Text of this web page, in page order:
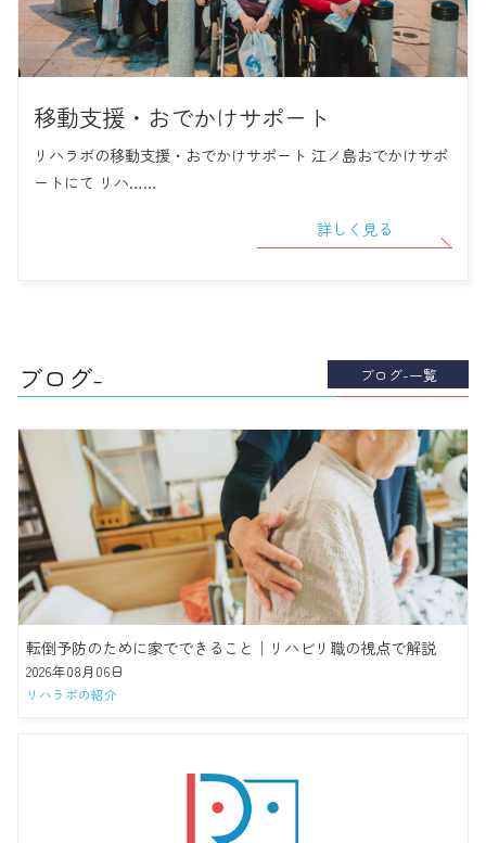
移動支援・おでかけサポート
リハラボの移動支援・おでかけサポート 江ノ島おでかけサポ
ートにて リハ……
詳しく見る
ブログ- ブログ-一覧
転倒予防のために家でできること｜リハビリ職の視点で解説
2026年08月06日
リハラボの紹介